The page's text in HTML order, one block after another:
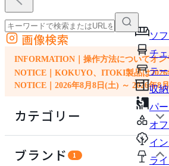
ソ
チ
テ
収
パ
オ
イ
ラ
外部サイトの商品をカートに追加
他のサイトで見つけた商品ページのURLを貼り付けて、カート
画像検索
INFORMATION｜操作方法についてオン
NOTICE｜KOKUYO、ITOKI製品は2026
NOTICE｜2026年8月8日(土) ～ 2026年8
カテゴリー
ブランド 1